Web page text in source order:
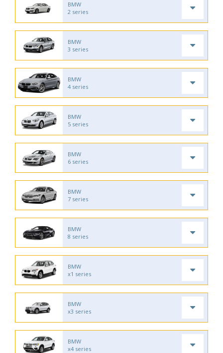
BMW
2 series
BMW
3 series
BMW
4 series
BMW
5 series
BMW
6 series
BMW
7 series
BMW
8 series
BMW
x1 series
BMW
x3 series
BMW
x4 series